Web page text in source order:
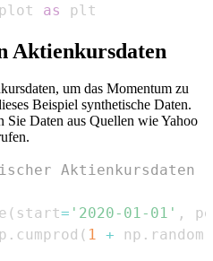
as plt
Aktienkursdaten
um das Momentum zu
Beispiel synthetische Daten.
Sie Daten aus Quellen wie Yahoo
Aktienkursdaten
( start= '2020-01-01' ,
. cumprod ( 1 + np . random